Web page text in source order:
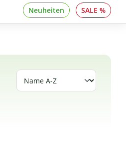
Neuheiten SALE %